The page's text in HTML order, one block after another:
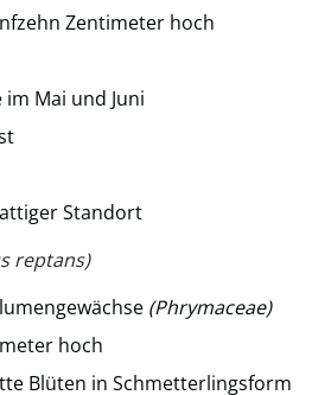
Zentimeter hoch
Mai und Juni
Standort
reptans)
(Phrymaceae)
hoch
Blüten in Schmetterlingsform